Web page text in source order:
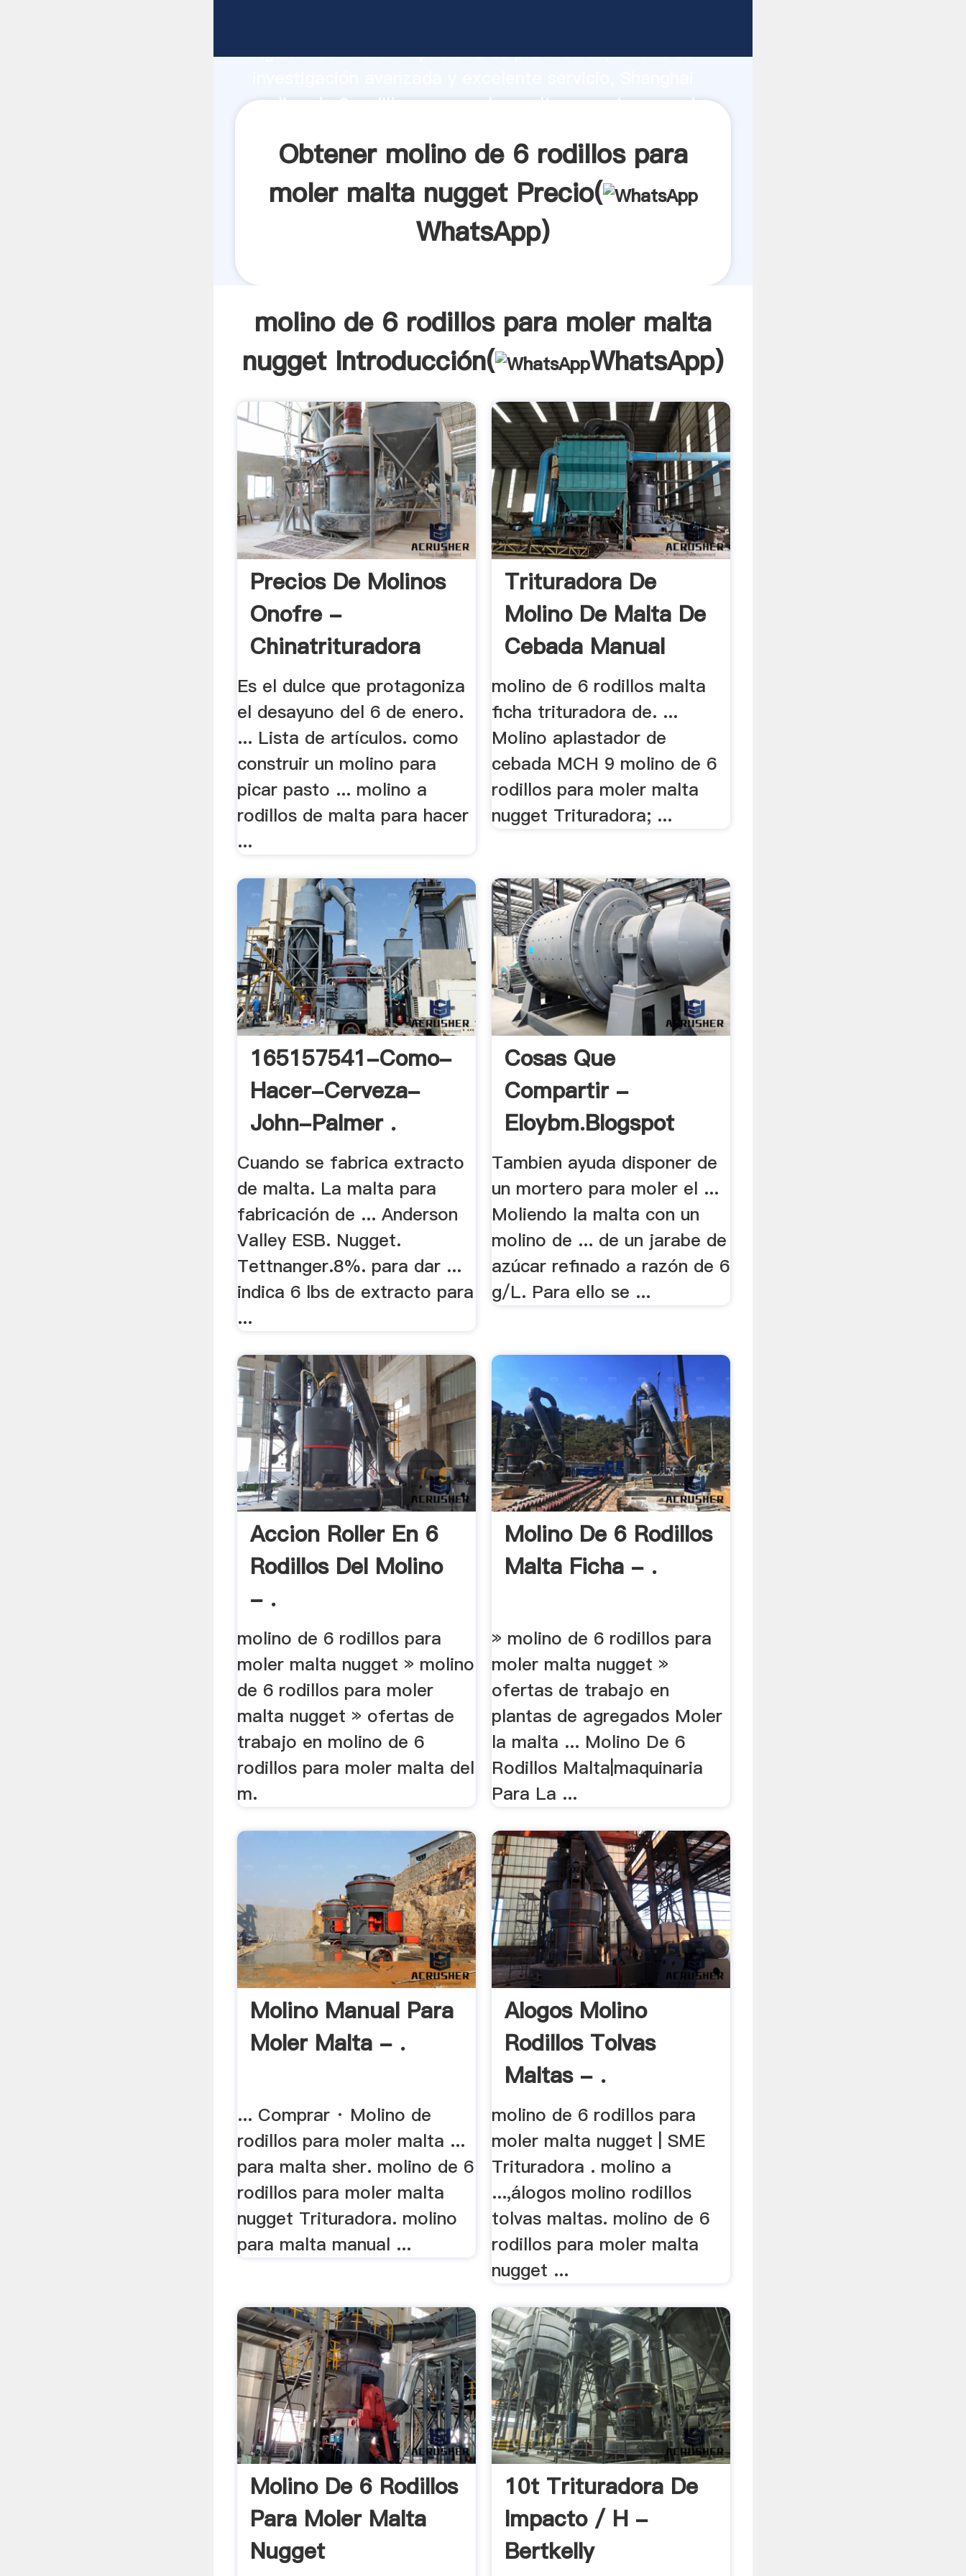
Agarrando fuerte capacidad de producción, fuerza de
molino de 6 rodillos para moler malta nugget proveedor
Obtener molino de 6 rodillos para
moler malta nugget Precio(
WhatsApp)
molino de 6 rodillos para moler malta
nugget Introducción(
WhatsApp)
Precios De Molinos
Onofre -
Chinatrituradora
Es el dulce que protagoniza
el desayuno del 6 de enero.
... Lista de artículos. como
construir un molino para
picar pasto ... molino a
rodillos de malta para hacer
...
Trituradora De
Molino De Malta De
Cebada Manual
molino de 6 rodillos malta
ficha trituradora de. ...
Molino aplastador de
cebada MCH 9 molino de 6
rodillos para moler malta
nugget Trituradora; ...
165157541-Como-
Hacer-Cerveza-
John-Palmer .
Cuando se fabrica extracto
de malta. La malta para
fabricación de ... Anderson
Valley ESB. Nugget.
Tettnanger.8%. para dar ...
indica 6 lbs de extracto para
...
Cosas Que
Compartir -
Eloybm.blogspot
Tambien ayuda disponer de
un mortero para moler el ...
Moliendo la malta con un
molino de ... de un jarabe de
azúcar refinado a razón de 6
g/L. Para ello se ...
Accion Roller En 6
Rodillos Del Molino
- .
molino de 6 rodillos para
moler malta nugget » molino
de 6 rodillos para moler
malta nugget » ofertas de
trabajo en molino de 6
rodillos para moler malta del
m.
Molino De 6 Rodillos
Malta Ficha - .
» molino de 6 rodillos para
moler malta nugget »
ofertas de trabajo en
plantas de agregados Moler
la malta ... Molino De 6
Rodillos Malta|maquinaria
Para La ...
Molino Manual Para
Moler Malta - .
... Comprar · Molino de
rodillos para moler malta ...
para malta sher. molino de 6
rodillos para moler malta
nugget Trituradora. molino
para malta manual ...
Alogos Molino
Rodillos Tolvas
Maltas - .
molino de 6 rodillos para
moler malta nugget | SME
Trituradora . molino a
...,álogos molino rodillos
tolvas maltas. molino de 6
rodillos para moler malta
nugget ...
Molino De 6 Rodillos
Para Moler Malta
Nugget
10t Trituradora De
Impacto / H -
Bertkelly